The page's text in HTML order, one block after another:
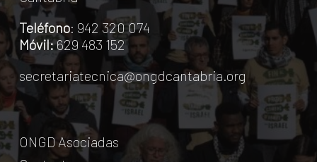
Teléfono: 942 320 074
Móvil:629 483 152
secretariatecnica@ongdcantabria.org
ONGD Asociadas